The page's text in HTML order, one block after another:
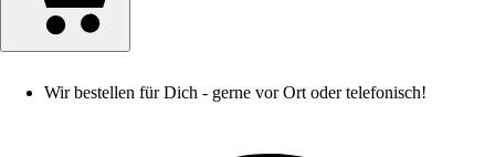
Wir bestellen für Dich - gerne vor Ort oder telefonisch!